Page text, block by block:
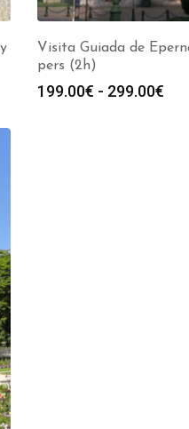
Visita Guiada de
pers (2h)
199.00€ - 299.00€